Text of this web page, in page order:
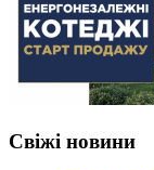
Свіжі новини